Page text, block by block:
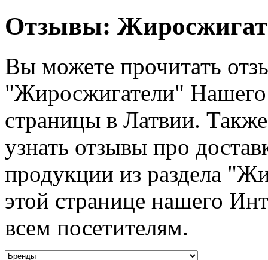
Отзывы:
Вы можете прочитать
"Жиросжигатели" Нашего
страницы в Латвии.
узнать отзывы про
продукции из раздела
этой странице нашего
всем посетителям.